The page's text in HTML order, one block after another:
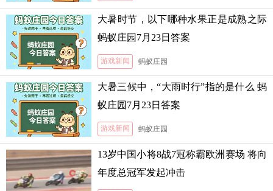
大暑时节，以下哪种水果正是成熟之际
蚂蚁庄园7月23日答案
游戏新闻 蚂蚁庄园
大暑三候中，“大雨时行”指的是什么 蚂
蚁庄园7月23日答案
游戏新闻 蚂蚁庄园
13岁中国小将8战7冠称霸欧洲赛场 将向
年度总冠军发起冲击